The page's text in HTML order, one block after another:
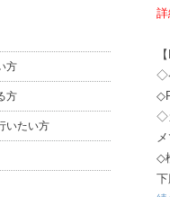
方
方
いたい方
◇
◇
メ
◇